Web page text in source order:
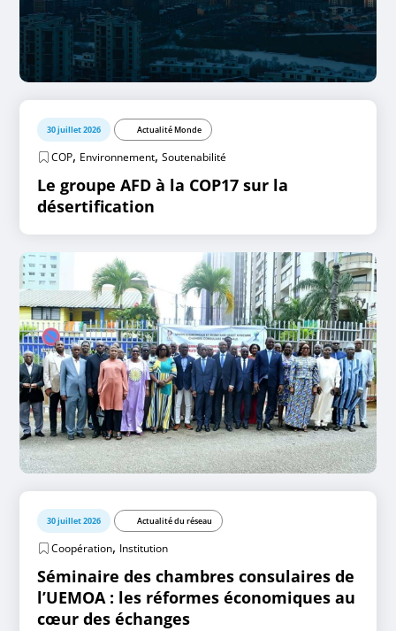
30 juillet 2026 Actualité Monde
COP, Environnement,Soutenabilité
Le groupe AFD à la COP17 sur la
désertification
30 juillet 2026 Actualité du réseau
Coopération, Institution
Séminaire des chambres consulaires de
l’UEMOA : les réformes économiques au
cœur des échanges